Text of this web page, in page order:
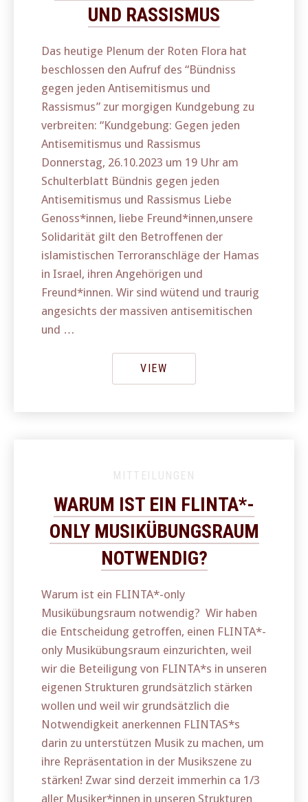
UND RASSISMUS
Das heutige Plenum der Roten Flora hat
beschlossen den Aufruf des “Bündniss
gegen jeden Antisemitismus und
Rassismus” zur morgigen Kundgebung zu
verbreiten: “Kundgebung: Gegen jeden
Antisemitismus und Rassismus
Donnerstag, 26.10.2023 um 19 Uhr am
Schulterblatt Bündnis gegen jeden
Antisemitismus und Rassismus Liebe
Genoss*innen, liebe Freund*innen,unsere
Solidarität gilt den Betroffenen der
islamistischen Terroranschläge der Hamas
in Israel, ihren Angehörigen und
Freund*innen. Wir sind wütend und traurig
angesichts der massiven antisemitischen
und …
VIEW
MITTEILUNGEN
WARUM IST EIN FLINTA*-
ONLY MUSIKÜBUNGSRAUM
NOTWENDIG?
Warum ist ein FLINTA*-only
Musikübungsraum notwendig? ­ Wir haben
die Entscheidung getroffen, einen FLINTA*-
only Musikübungsraum einzurichten, weil
wir die Beteiligung von FLINTA*s in unseren
eigenen Strukturen grundsätzlich stärken
wollen und weil wir grundsätzlich die
Notwendigkeit anerkennen FLINTAS*s
darin zu unterstützen Musik zu machen, um
ihre Repräsentation in der Musikszene zu
stärken! Zwar sind derzeit immerhin ca 1/3
aller Musiker*innen in unseren Strukturen